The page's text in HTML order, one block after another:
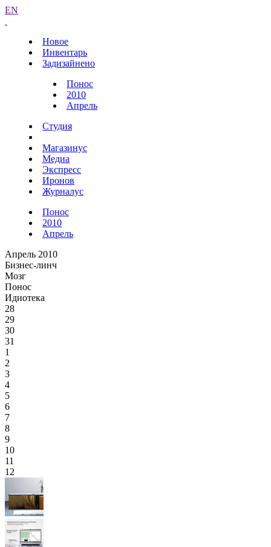
EN
Новое
Инвентарь
Задизайнено
Понос
2010
Апрель
Студия
Магазинус
Медиа
Экспресс
Иронов
Журналус
Понос
2010
Апрель
Апрель 2010
Бизнес-линч
Мозг
Понос
Идиотека
28
29
30
31
1
2
3
4
5
6
7
8
9
10
11
12